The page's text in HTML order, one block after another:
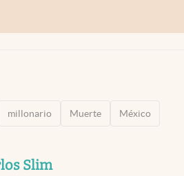
millonario Muerte México
Slim